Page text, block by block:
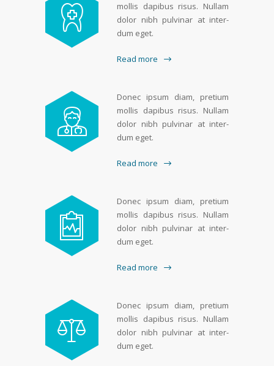
mol­lis dapibus ris­us. Nul­lam
dolor nibh pul­v­inar at inter­
dum eget.
Read more
Donec ipsum diam, pretium
mol­lis dapibus ris­us. Nul­lam
dolor nibh pul­v­inar at inter­
dum eget.
Read more
Donec ipsum diam, pretium
mol­lis dapibus ris­us. Nul­lam
dolor nibh pul­v­inar at inter­
dum eget.
Read more
Donec ipsum diam, pretium
mol­lis dapibus ris­us. Nul­lam
dolor nibh pul­v­inar at inter­
dum eget.